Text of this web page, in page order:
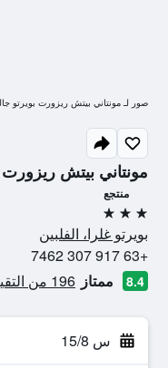
مونتاني بيتش ريزورت
منتجع
3 نجوم
بويرتو غلرا، الفلبين
+63 917 307 7462
8.4 ممتاز 196 من التقييمات تم التحقق منها
س 15/8
صور لـ مونتاني بيتش ريزورت بويرتو